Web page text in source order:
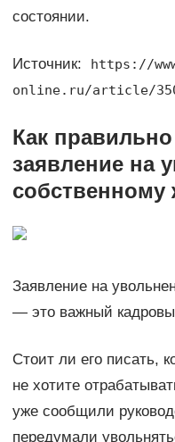
состоянии.
Источник:
https://
online.ru/article/
Как
заявление на
Заявление на
— это важный
Стоит ли его писать,
не хотите
уже сообщили
передумали